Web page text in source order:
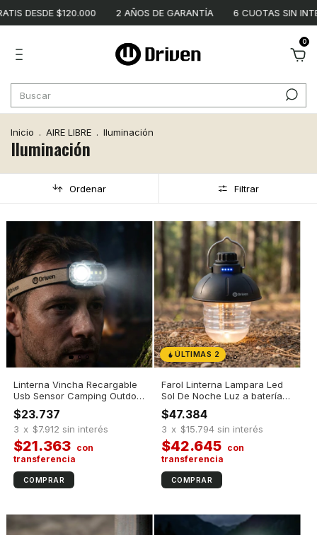
0
DESDE $120.000 2 AÑOS DE GARANTÍA 6 CUOTAS SIN
Inicio . AIRE LIBRE . Iluminación
Iluminación
Ordenar Filtrar
Linterna Vincha Recargable
Usb Sensor Camping Outdoor
Baliza Blanco Negro
$23.737
$21.363
3 x $7.912 sin interés
ÚLTIMAS 2
Farol Linterna Lampara Led
Sol De Noche Luz a batería
recargable
$47.384
$42.645
3 x $15.794 sin interés